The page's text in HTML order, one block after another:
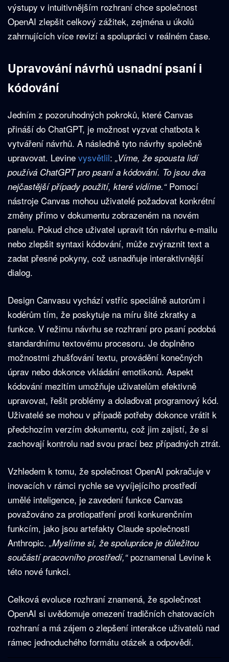
výstupy v intuitivnějším rozhraní chce společnost
OpenAI zlepšit celkový zážitek, zejména u úkolů
zahrnujících více revizí a spolupráci v reálném čase.
Upravování návrhů usnadní psaní i
kódování
Jedním z pozoruhodných pokroků, které Canvas
přináší do ChatGPT, je možnost vyzvat chatbota k
vytváření návrhů. A následně tyto návrhy společně
upravovat. Levine vysvětlil: „Víme, že spousta lidí
používá ChatGPT pro psaní a kódování. To jsou dva
nejčastější případy použití, které vidíme.“Pomocí
nástroje Canvas mohou uživatelé požadovat konkrétní
změny přímo v dokumentu zobrazeném na novém
panelu. Pokud chce uživatel upravit tón návrhu e-mailu
nebo zlepšit syntaxi kódování, může zvýraznit text a
zadat přesné pokyny, což usnadňuje interaktivnější
dialog.
Design Canvasu vychází vstříc speciálně autorům i
kodérům tím, že poskytuje na míru šité zkratky a
funkce. V režimu návrhu se rozhraní pro psaní podobá
standardnímu textovému procesoru. Je doplněno
možnostmi zhušťování textu, provádění konečných
úprav nebo dokonce vkládání emotikonů. Aspekt
kódování mezitím umožňuje uživatelům efektivně
upravovat, řešit problémy a dolaďovat programový kód.
Uživatelé se mohou v případě potřeby dokonce vrátit k
předchozím verzím dokumentu, což jim zajistí, že si
zachovají kontrolu nad svou prací bez případných ztrát.
Vzhledem k tomu, že společnost OpenAI pokračuje v
inovacích v rámci rychle se vyvíjejícího prostředí
umělé inteligence, je zavedení funkce Canvas
považováno za protiopatření proti konkurenčním
funkcím, jako jsou artefakty Claude společnosti
Anthropic. „Myslíme si, že spolupráce je důležitou
součástí pracovního prostředí,“poznamenal Levine k
této nové funkci.
Celková evoluce rozhraní znamená, že společnost
OpenAI si uvědomuje omezení tradičních chatovacích
rozhraní a má zájem o zlepšení interakce uživatelů nad
rámec jednoduchého formátu otázek a odpovědí.